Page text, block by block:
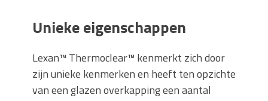
Unieke eigenschappen
Lexan™ Thermoclear™ kenmerkt zich door
zijn unieke kenmerken en heeft ten opzichte
van een glazen overkapping een aantal